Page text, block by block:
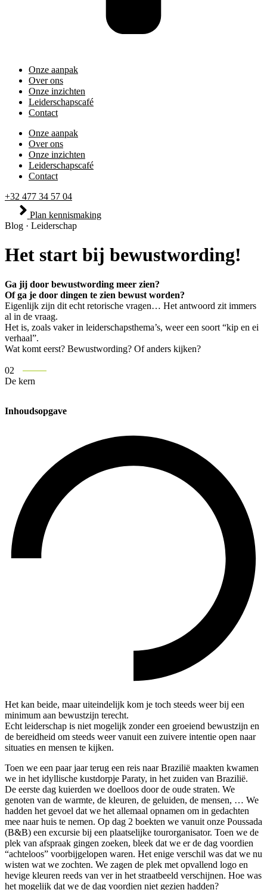
Onze aanpak
Over ons
Onze inzichten
Leiderschapscafé
Contact
Onze aanpak
Over ons
Onze inzichten
Leiderschapscafé
Contact
+32 477 34 57 04
Plan kennismaking
Blog · Leiderschap
Het start bij bewustwording!
Ga jij door bewustwording meer zien?
Of ga je door dingen te zien bewust worden?
Eigenlijk zijn dit echt retorische vragen… Het antwoord zit immers
al in de vraag.
Het is, zoals vaker in leiderschapsthema’s, weer een soort “kip en ei
verhaal”.
Wat komt eerst? Bewustwording? Of anders kijken?
02
De kern
Inhoudsopgave
Het kan beide, maar uiteindelijk kom je toch steeds weer bij een
minimum aan bewustzijn terecht.
Echt leiderschap is niet mogelijk zonder een groeiend bewustzijn en
de bereidheid om steeds weer vanuit een zuivere intentie open naar
situaties en mensen te kijken.
Toen we een paar jaar terug een reis naar Brazilië maakten kwamen
we in het idyllische kustdorpje Paraty, in het zuiden van Brazilië.
De eerste dag kuierden we doelloos door de oude straten. We
genoten van de warmte, de kleuren, de geluiden, de mensen, … We
hadden het gevoel dat we het allemaal opnamen om in gedachten
mee naar huis te nemen. Op dag 2 boekten we vanuit onze Poussada
(B&B) een excursie bij een plaatselijke tourorganisator. Toen we de
plek van afspraak gingen zoeken, bleek dat we er de dag voordien
“achteloos” voorbijgelopen waren. Het enige verschil was dat we nu
wisten wat we zochten. We zagen de plek met opvallend logo en
hevige kleuren reeds van ver in het straatbeeld verschijnen. Hoe was
het mogelijk dat we de dag voordien niet gezien hadden?